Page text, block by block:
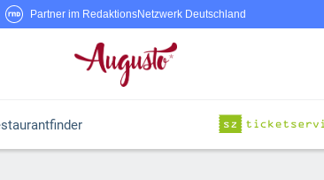
Partner im RedaktionsNetzwerk Deutschland